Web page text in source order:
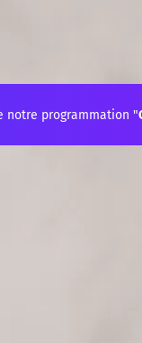
notre programmation "